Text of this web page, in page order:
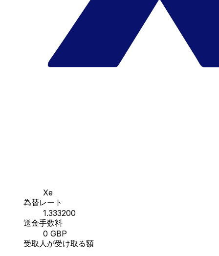
Xe
為替レート
1.333200
送金手数料
0 GBP
受取人が受け取る額